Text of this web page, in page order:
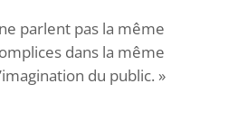
parlent pas la même
dans la même
du public. »